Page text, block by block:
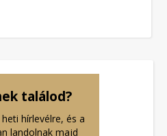
találod?
hírlevélre, és a
landolnak majd